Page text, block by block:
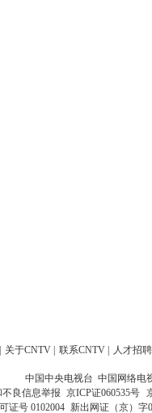
关于CNTV 联系CNTV 人才招聘
中国中央电视台 中国网络电
良信息举报 京ICP证060535号
证号 0102004 新出网证（京）